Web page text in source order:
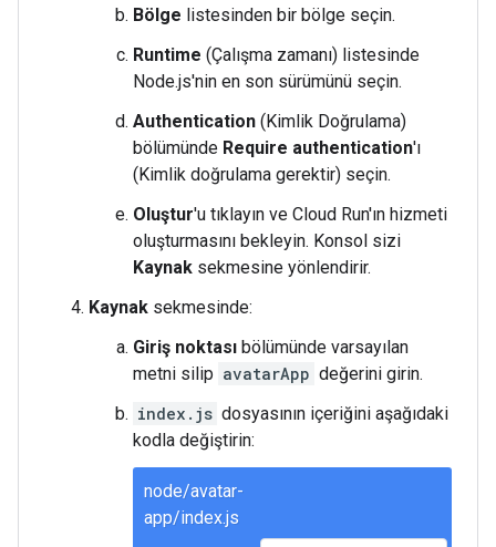
Bölge listesinden bir bölge seçin.
Runtime (Çalışma zamanı) listesinde
Node.js'nin en son sürümünü seçin.
Authentication (Kimlik Doğrulama)
bölümünde Require authentication'ı
(Kimlik doğrulama gerektir) seçin.
Oluştur'u tıklayın ve Cloud Run'ın hizmeti
oluşturmasını bekleyin. Konsol sizi
Kaynak sekmesine yönlendirir.
Kaynak sekmesinde:
Giriş noktası bölümünde varsayılan
metni silip avatarApp değerini girin.
index.js dosyasının içeriğini aşağıdaki
kodla değiştirin:
node/avatar-
app/index.js